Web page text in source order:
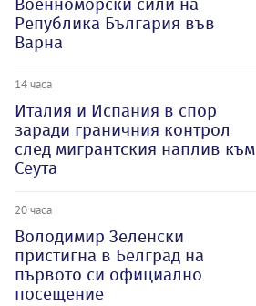
Република България във
Варна
14 часа
Италия и Испания в спор
заради граничния контрол
след мигрантския наплив към
Сеута
20 часа
Володимир Зеленски
пристигна в Белград на
първото си официално
посещение